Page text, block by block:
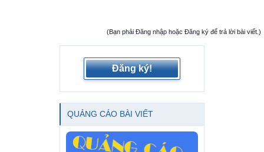
(Bạn phải Đăng nhập hoặc Đăng ký để trả lời bài viết.)
Đăng ký!
QUẢNG CÁO BÀI VIẾT